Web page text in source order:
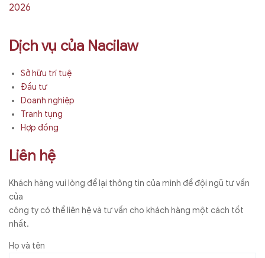
2026
Dịch vụ của Nacilaw
Sở hữu trí tuệ
Đầu tư
Doanh nghiệp
Tranh tụng
Hợp đồng
Liên hệ
Khách hàng vui lòng để lại thông tin của mình để đội ngũ tư vấn
của
công ty có thể liên hệ và tư vấn cho khách hàng một cách tốt
nhất.
Họ và tên